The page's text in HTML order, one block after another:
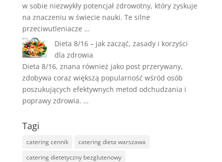
w sobie niezwykły potencjał zdrowotny, który zyskuje
na znaczeniu w świecie nauki. Te silne
przeciwutleniacze …
Dieta 8/16 – jak zacząć, zasady i korzyści
dla zdrowia
Dieta 8/16, znana również jako post przerywany,
zdobywa coraz większą popularność wśród osób
poszukujących efektywnych metod odchudzania i
poprawy zdrowia. …
Tagi
catering cennik
catering dieta warszawa
catering dietetyczny bezglutenowy